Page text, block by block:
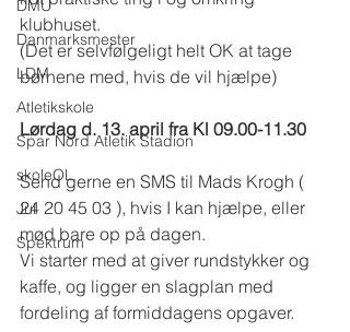
DMU
Danmarksmester
LDM
Atletikskole
Spar Nord Atletik Stadion
skoleOL
Jul
Spektrum
klubhuset.
(Det er selvfølgeligt helt OK at tage
børnene med, hvis de vil hjælpe)
Lørdag d. 13. april fra Kl 09.00-11.30
Send gerne en SMS til Mads Krogh (
24 20 45 03 ), hvis I kan hjælpe, eller
mød bare op på dagen.
Vi starter med at giver rundstykker og
kaffe, og ligger en slagplan med
fordeling af formiddagens opgaver.